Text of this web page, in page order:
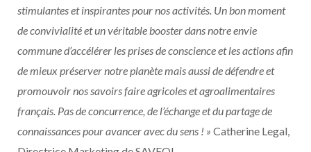
stimulantes et inspirantes pour nos activités. Un bon moment
de convivialité et un véritable booster dans notre envie
commune d’accélérer les prises de conscience et les actions afin
de mieux préserver notre planète mais aussi de défendre et
promouvoir nos savoirs faire agricoles et agroalimentaires
français. Pas de concurrence, de l’échange et du partage de
connaissances pour avancer avec du sens ! » Catherine Legal,